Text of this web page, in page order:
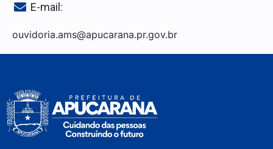
E-mail:
ouvidoria.ams@apucarana.pr.gov.br